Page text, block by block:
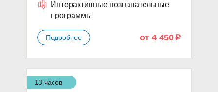
Интерактивные познавательные
программы
Подробнее от 4 450 p
13 часов